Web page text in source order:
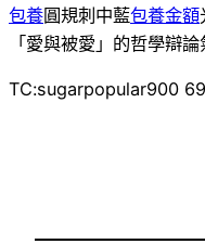
包養圓規刺中藍包養金額
「愛與被愛」的哲學辯論
TC:sugarpopular900